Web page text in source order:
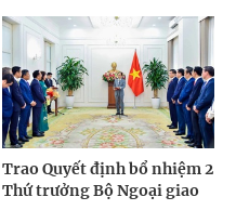
Trao Quyết định bổ nhiệm 2
Thứ trưởng Bộ Ngoại giao